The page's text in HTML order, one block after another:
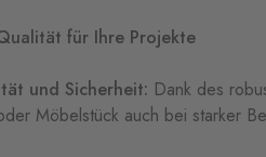
für Ihre Projekte
und Sicherheit: Dank des
Möbelstück auch bei starker